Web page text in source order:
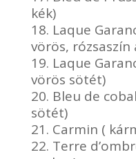
kék)
18. Laque
vörös,
19. Laque
vörös sötét)
20. Bleu de
sötét)
21. Carmin (
22. Terre